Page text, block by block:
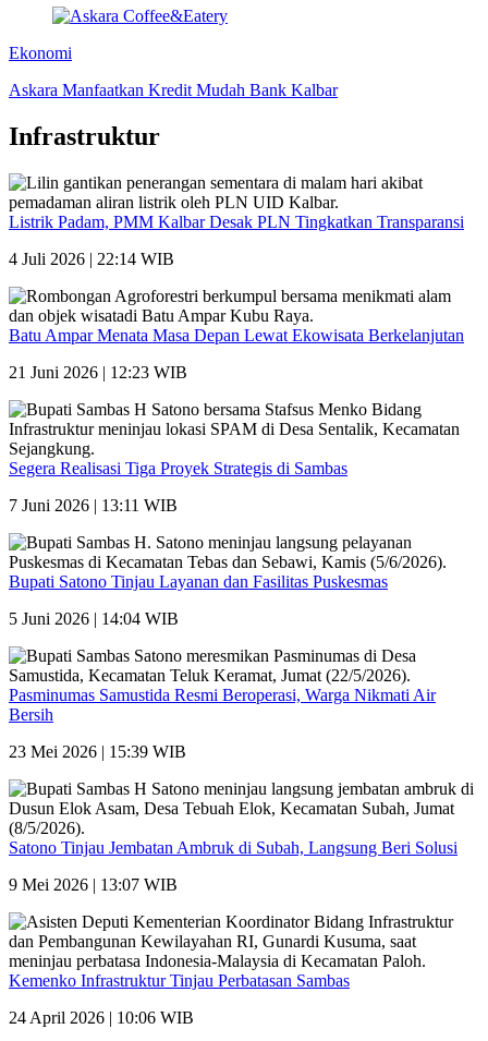
Ekonomi
Askara Manfaatkan Kredit Mudah Bank Kalbar
Infrastruktur
Listrik Padam, PMM Kalbar Desak PLN Tingkatkan Transparansi
4 Juli 2026 | 22:14 WIB
Batu Ampar Menata Masa Depan Lewat Ekowisata Berkelanjutan
21 Juni 2026 | 12:23 WIB
Segera Realisasi Tiga Proyek Strategis di Sambas
7 Juni 2026 | 13:11 WIB
Bupati Satono Tinjau Layanan dan Fasilitas Puskesmas
5 Juni 2026 | 14:04 WIB
Pasminumas Samustida Resmi Beroperasi, Warga Nikmati Air
Bersih
23 Mei 2026 | 15:39 WIB
Satono Tinjau Jembatan Ambruk di Subah, Langsung Beri Solusi
9 Mei 2026 | 13:07 WIB
Kemenko Infrastruktur Tinjau Perbatasan Sambas
24 April 2026 | 10:06 WIB